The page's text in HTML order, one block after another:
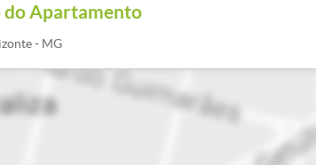
do Apartamento
- MG